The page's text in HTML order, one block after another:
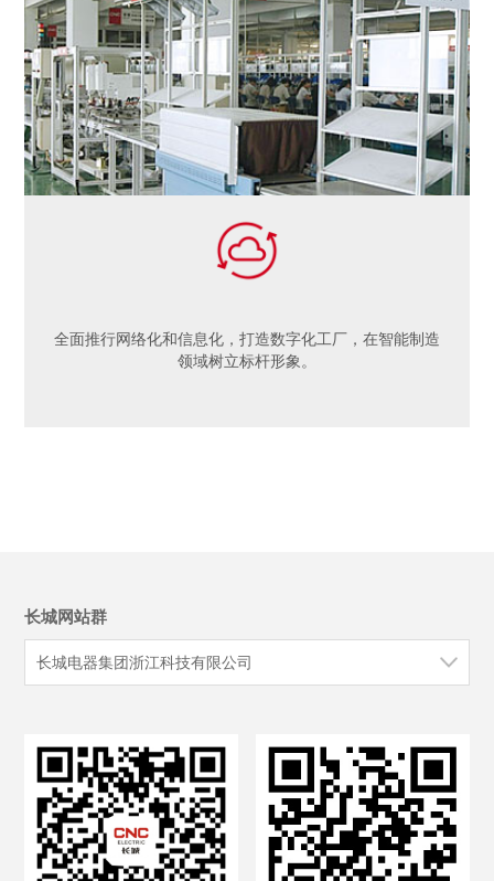
全面推行网络化和信息化，打造数字化工厂，在智能制造
领域树立标杆形象。
长城网站群
长城电器集团浙江科技有限公司